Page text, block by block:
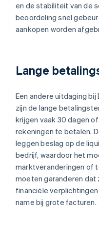
en de stabiliteit van de
beoordeling snel
aankopen worden
Lange
Een andere uitdaging
zijn de lange
krijgen vaak 30 dagen
rekeningen te betalen.
leggen beslag op de
bedrijf, waardoor het
marktveranderingen of
moeten garanderen dat
financiële
name bij grote facturen.